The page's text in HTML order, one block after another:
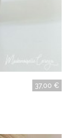
37,00 €